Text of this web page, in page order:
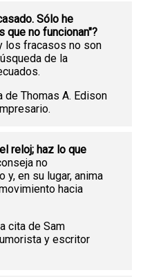
Sólo he
que no funcionan"?
los fracasos no son
de la
de Thomas A. Edison
reloj; haz lo que
no
en su lugar, anima
hacia
cita de Sam
y escritor